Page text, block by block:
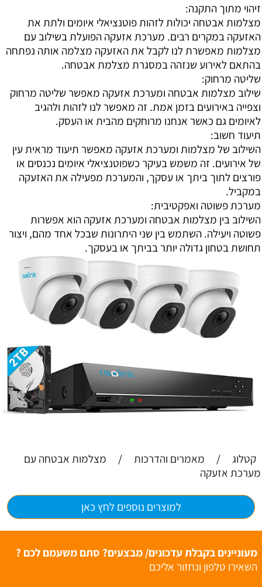
זיהוי מתוך התקנה:
מצלמות אבטחה יכולות לזהות פוטנציאלי איומים ולתת את
האזעקה במקרים רבים. מערכת אזעקה הפועלת בשילוב עם
מצלמות מאפשרת לנו לקבל את האזעקה מצלמה אותה נפתחה
בהתאם לאירוע שנזהה במסגרת מצלמת אבטחה.
שליטה מרחוק:
שילוב מצלמות אבטחה ומערכת אזעקה מאפשר שליטה מרחוק
וצפייה באירועים בזמן אמת. זה מאפשר לנו לזהות ולהגיב
לאיומים גם כאשר אנחנו מרוחקים מהבית או העסק.
תיעוד חשוב:
השילוב של מצלמות ומערכת אזעקה מאפשר תיעוד מראית עין
של אירועים. זה משמש בעיקר כשפוטנציאלי איומים נכנסים או
פורצים לתוך ביתך או עסקך, והמערכת מפעילה את האזעקה
במקביל.
מערכת פשוטה ואפקטיבית:
השילוב בין מצלמות אבטחה ומערכת אזעקה הוא אפשרות
פשוטה ויעילה. השתמש בין שני היתרונות שבכל אחד מהם, ויצור
תחושת בטחון גדולה יותר בביתך או בעסקך.
קטלוג / מאמרים והדרכות /
מצלמות אבטחה עם
מערכת אזעקה
למוצרים נוספים לחץ כאן
מעוניינים בקבלת עדכונים/ מבצעים? סתם משעמם לכם ?
השאירו טלפון ונחזור אליכם